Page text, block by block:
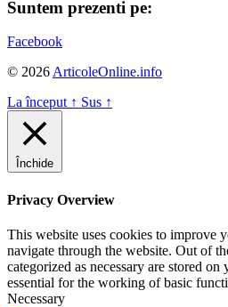
Suntem prezenti pe:
Facebook
© 2026 ArticoleOnline.info
La început ↑ Sus ↑
Închide
Privacy Overview
This website uses cookies to improve
navigate through the website. Out of
categorized as necessary are stored
essential for the working of basic
Necessary